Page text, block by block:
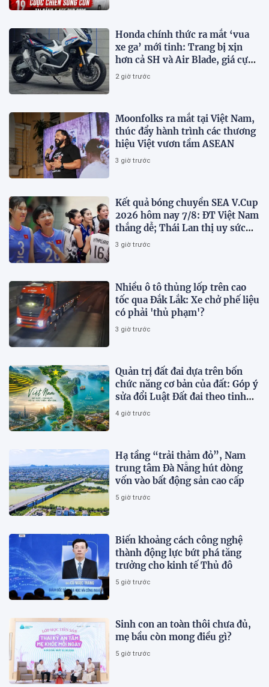
Honda chính thức ra mắt ‘vua
xe ga’ mới tinh: Trang bị xịn
hơn cả SH và Air Blade, giá cực
kỳ hấp dẫn
2 giờ trước
Moonfolks ra mắt tại Việt Nam,
thúc đẩy hành trình các thương
hiệu Việt vươn tầm ASEAN
3 giờ trước
Kết quả bóng chuyền SEA V.Cup
2026 hôm nay 7/8: ĐT Việt Nam
thắng dễ; Thái Lan thị uy sức
mạnh
3 giờ trước
Nhiều ô tô thủng lốp trên cao
tốc qua Đắk Lắk: Xe chở phế liệu
có phải 'thủ phạm'?
3 giờ trước
Quản trị đất đai dựa trên bốn
chức năng cơ bản của đất: Góp ý
sửa đổi Luật Đất đai theo tinh
thần Nghị quyết số 21-NQ/TW
4 giờ trước
Hạ tầng “trải thảm đỏ”, Nam
trung tâm Đà Nẵng hút dòng
vốn vào bất động sản cao cấp
5 giờ trước
Biến khoảng cách công nghệ
thành động lực bứt phá tăng
trưởng cho kinh tế Thủ đô
5 giờ trước
Sinh con an toàn thôi chưa đủ,
mẹ bầu còn mong điều gì?
5 giờ trước